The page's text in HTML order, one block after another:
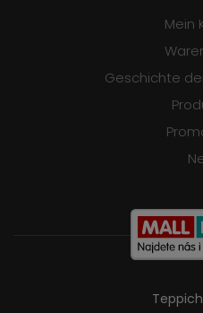
Mein
Geschichte